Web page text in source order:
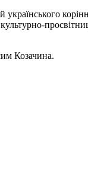
Козачина.